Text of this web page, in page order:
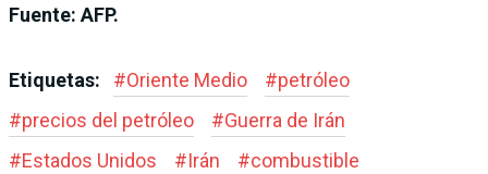
Fuente: AFP.
Etiquetas: #Oriente Medio #petróleo
#precios del petróleo #Guerra de Irán
#Estados Unidos #Irán #combustible